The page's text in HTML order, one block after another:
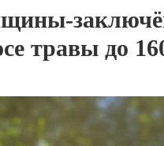
травы до